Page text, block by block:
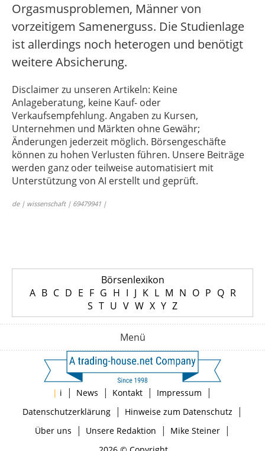
Orgasmusproblemen, Männer von
vorzeitigem Samenerguss. Die Studienlage
ist allerdings noch heterogen und benötigt
weitere Absicherung.
Disclaimer zu unseren Artikeln: Keine
Anlageberatung, keine Kauf- oder
Verkaufsempfehlung. Angaben zu Kursen,
Unternehmen und Märkten ohne Gewähr;
Änderungen jederzeit möglich. Börsengeschäfte
können zu hohen Verlusten führen. Unsere Beiträge
werden ganz oder teilweise automatisiert mit
Unterstützung von AI erstellt und geprüft.
de | wissenschaft | 69479941 |
Börsenlexikon
A B C D E F G H I J K L M N O P Q R
S T U V W X Y Z
Menü
| i | News | Kontakt | Impressum |
Datenschutzerklärung| Hinweise zum Datenschutz |
Über uns | Unsere Redaktion | Mike Steiner|